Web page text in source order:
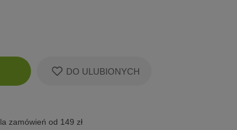
Zobacz
koszykDO ULUBIONYCH
zamówień od 149 zł